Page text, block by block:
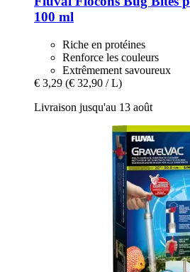
100 ml
Riche en protéines
Renforce les couleurs
Extrêmement savoureux
€ 3,29 (€ 32,90 / L)
Livraison jusqu'au 13 août